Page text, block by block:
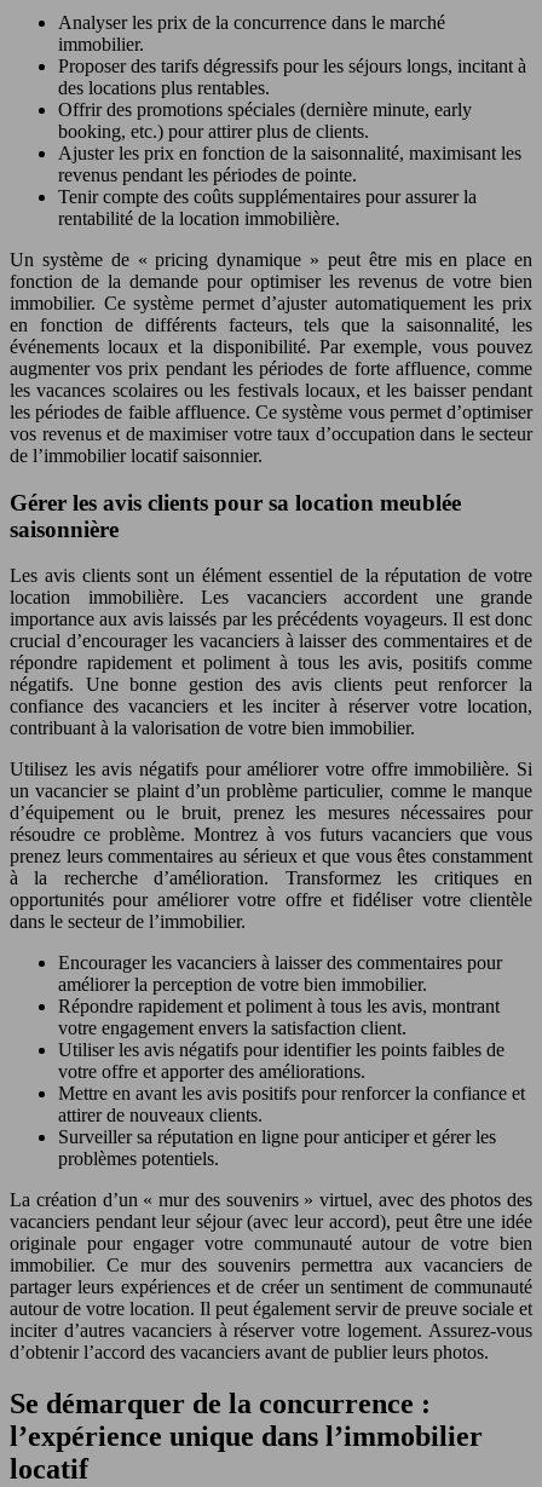
Analyser les prix de la concurrence dans le marché
immobilier.
Proposer des tarifs dégressifs pour les séjours longs, incitant à
des locations plus rentables.
Offrir des promotions spéciales (dernière minute, early
booking, etc.) pour attirer plus de clients.
Ajuster les prix en fonction de la saisonnalité, maximisant les
revenus pendant les périodes de pointe.
Tenir compte des coûts supplémentaires pour assurer la
rentabilité de la location immobilière.
Un système de « pricing dynamique » peut être mis en place en
fonction de la demande pour optimiser les revenus de votre bien
immobilier. Ce système permet d’ajuster automatiquement les prix
en fonction de différents facteurs, tels que la saisonnalité, les
événements locaux et la disponibilité. Par exemple, vous pouvez
augmenter vos prix pendant les périodes de forte affluence, comme
les vacances scolaires ou les festivals locaux, et les baisser pendant
les périodes de faible affluence. Ce système vous permet d’optimiser
vos revenus et de maximiser votre taux d’occupation dans le secteur
de l’immobilier locatif saisonnier.
Gérer les avis clients pour sa location meublée
saisonnière
Les avis clients sont un élément essentiel de la réputation de votre
location immobilière. Les vacanciers accordent une grande
importance aux avis laissés par les précédents voyageurs. Il est donc
crucial d’encourager les vacanciers à laisser des commentaires et de
répondre rapidement et poliment à tous les avis, positifs comme
négatifs. Une bonne gestion des avis clients peut renforcer la
confiance des vacanciers et les inciter à réserver votre location,
contribuant à la valorisation de votre bien immobilier.
Utilisez les avis négatifs pour améliorer votre offre immobilière. Si
un vacancier se plaint d’un problème particulier, comme le manque
d’équipement ou le bruit, prenez les mesures nécessaires pour
résoudre ce problème. Montrez à vos futurs vacanciers que vous
prenez leurs commentaires au sérieux et que vous êtes constamment
à la recherche d’amélioration. Transformez les critiques en
opportunités pour améliorer votre offre et fidéliser votre clientèle
dans le secteur de l’immobilier.
Encourager les vacanciers à laisser des commentaires pour
améliorer la perception de votre bien immobilier.
Répondre rapidement et poliment à tous les avis, montrant
votre engagement envers la satisfaction client.
Utiliser les avis négatifs pour identifier les points faibles de
votre offre et apporter des améliorations.
Mettre en avant les avis positifs pour renforcer la confiance et
attirer de nouveaux clients.
Surveiller sa réputation en ligne pour anticiper et gérer les
problèmes potentiels.
La création d’un « mur des souvenirs » virtuel, avec des photos des
vacanciers pendant leur séjour (avec leur accord), peut être une idée
originale pour engager votre communauté autour de votre bien
immobilier. Ce mur des souvenirs permettra aux vacanciers de
partager leurs expériences et de créer un sentiment de communauté
autour de votre location. Il peut également servir de preuve sociale et
inciter d’autres vacanciers à réserver votre logement. Assurez-vous
d’obtenir l’accord des vacanciers avant de publier leurs photos.
Se démarquer de la concurrence :
l’expérience unique dans l’immobilier
locatif